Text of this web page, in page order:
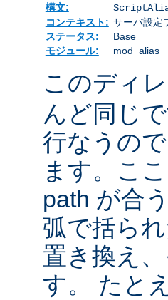
構文:
コンテキスト: サーバ設定
ステータス:
Base
モジュール:
mod_alias
このディ
んど同じ
行なうの
ます。こ
path が合
弧で括ら
置き換え
す。 たと